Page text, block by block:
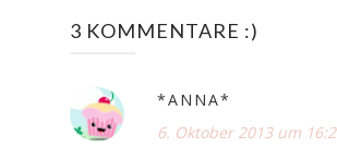
3 KOMMENTARE :)
*ANNA*
6. Oktober 2013 um